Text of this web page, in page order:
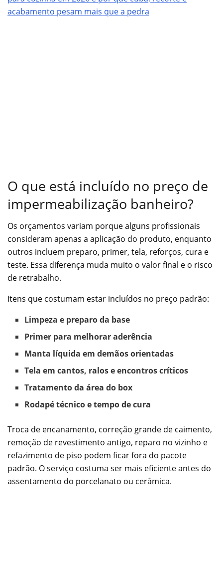
acabamento pesam mais que a pedra
O que está incluído no preço de
impermeabilização banheiro?
Os orçamentos variam porque alguns profissionais
consideram apenas a aplicação do produto, enquanto
outros incluem preparo, primer, tela, reforços, cura e
teste. Essa diferença muda muito o valor final e o risco
de retrabalho.
Itens que costumam estar incluídos no preço padrão:
Limpeza e preparo da base
Primer para melhorar aderência
Manta líquida em demãos orientadas
Tela em cantos, ralos e encontros críticos
Tratamento da área do box
Rodapé técnico e tempo de cura
Troca de encanamento, correção grande de caimento,
remoção de revestimento antigo, reparo no vizinho e
refazimento de piso podem ficar fora do pacote
padrão. O serviço costuma ser mais eficiente antes do
assentamento do porcelanato ou cerâmica.